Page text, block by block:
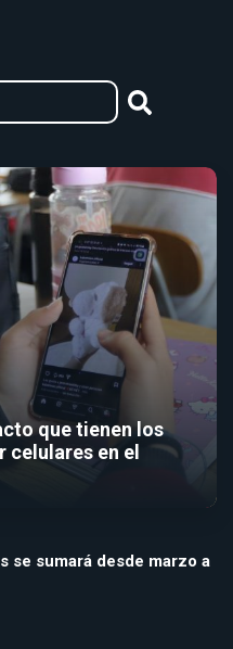
que tienen los
celulares en el
se sumará desde marzo a